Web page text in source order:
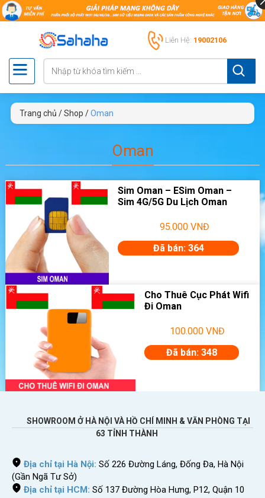
Liên Hệ: 19002106
Trang chủ /Shop /Oman
Oman
Sim Oman – ESim Oman –
Sim 4G/5G Du Lịch Oman
95.000 VNĐ
Đã bán: 364
Cho Thuê Cục Phát Wifi
Đi Oman
100.000VNĐ
Đã bán: 348
SHOWROOM Ở HÀ NỘI VÀ HỒ CHÍ MINH & VĂN PHÒNG TẠI
63 TỈNH THÀNH
Địa chỉ tại Hà Nội: Số 226 Đường Láng, Đống Đa, Hà Nội
(Gần Ngã Tư Sở)
Địa chỉ tại HCM: Số 137 Đường Hòa Hưng, P12, Quận 10